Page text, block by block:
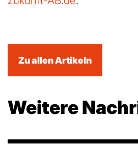
Zu allen Artikeln
Weitere